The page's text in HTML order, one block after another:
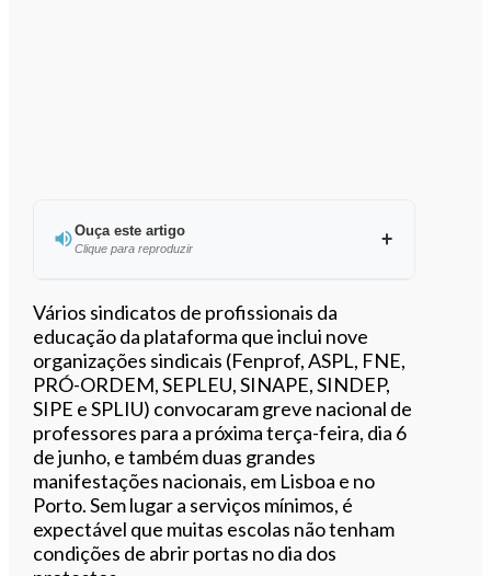
Ouça este artigo
Clique para reproduzir
Ouvir este artigo
Vários sindicatos de profissionais da
educação da plataforma que inclui nove
organizações sindicais (Fenprof, ASPL, FNE,
PRÓ-ORDEM, SEPLEU, SINAPE, SINDEP,
SIPE e SPLIU) convocaram greve nacional de
professores para a próxima terça-feira, dia 6
de junho, e também duas grandes
manifestações nacionais, em Lisboa e no
Porto. Sem lugar a serviços mínimos, é
expectável que muitas escolas não tenham
condições de abrir portas no dia dos